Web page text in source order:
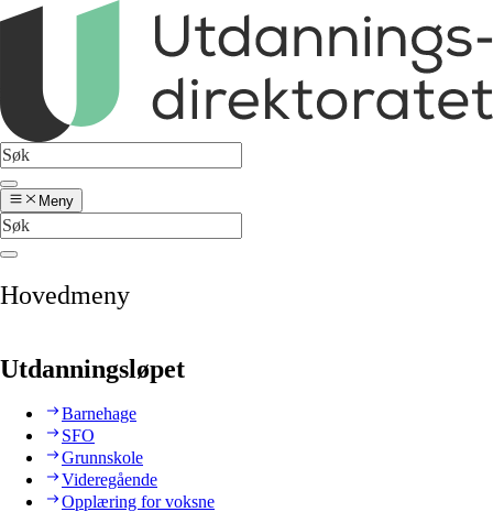
Meny
Hovedmeny
Utdanningsløpet
Barnehage
SFO
Grunnskole
Videregående
Opplæring for voksne